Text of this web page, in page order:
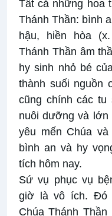
Tất cả những hoa
Thánh Thần: bình
hậu, hiền hòa (x.
Thánh Thần âm
hy sinh nhỏ bé
thành suối nguồn
cũng chính các
nuôi dưỡng và lớn
yêu mến Chúa
bình an và hy
tích hôm nay.
Sứ vụ phục vụ
giờ là vô ích. Đó
Chúa Thánh